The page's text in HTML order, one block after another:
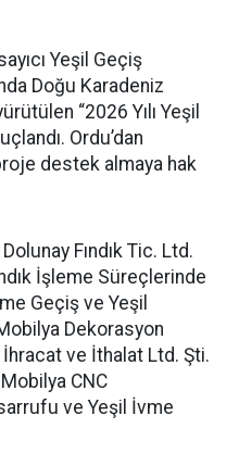
Yeşil Geçiş
Doğu Karadeniz
“2026 Yılı Yeşil
Ordu’dan
destek almaya hak
Fındık Tic. Ltd.
İşleme Süreçlerinde
Geçiş ve Yeşil
Dekorasyon
ve İthalat Ltd. Şti.
CNC
ve Yeşil İvme